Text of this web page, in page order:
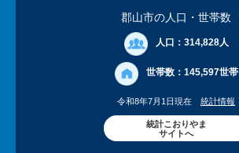
郡山市の人口 ・世帯数
人口： 314,828人
世帯数： 145,597世帯
令和8年7月1日現在 統計情報
統計こおりやま
サイトへ